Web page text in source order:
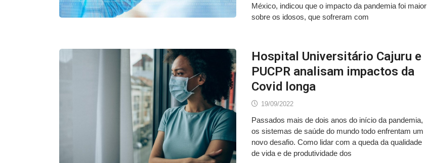
México, indicou que o impacto da pandemia foi maior
sobre os idosos, que sofreram com
Hospital Universitário Cajuru e
PUCPR analisam impactos da
Covid longa
19/09/2022
Passados mais de dois anos do início da pandemia,
os sistemas de saúde do mundo todo enfrentam um
novo desafio. Como lidar com a queda da qualidade
de vida e de produtividade dos